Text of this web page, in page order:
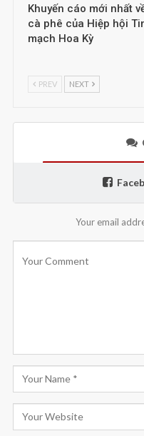
Khuyến cáo mới nhất
cà phê của Hiệp hội
mạch Hoa Kỳ
PREV NEXT
Your email